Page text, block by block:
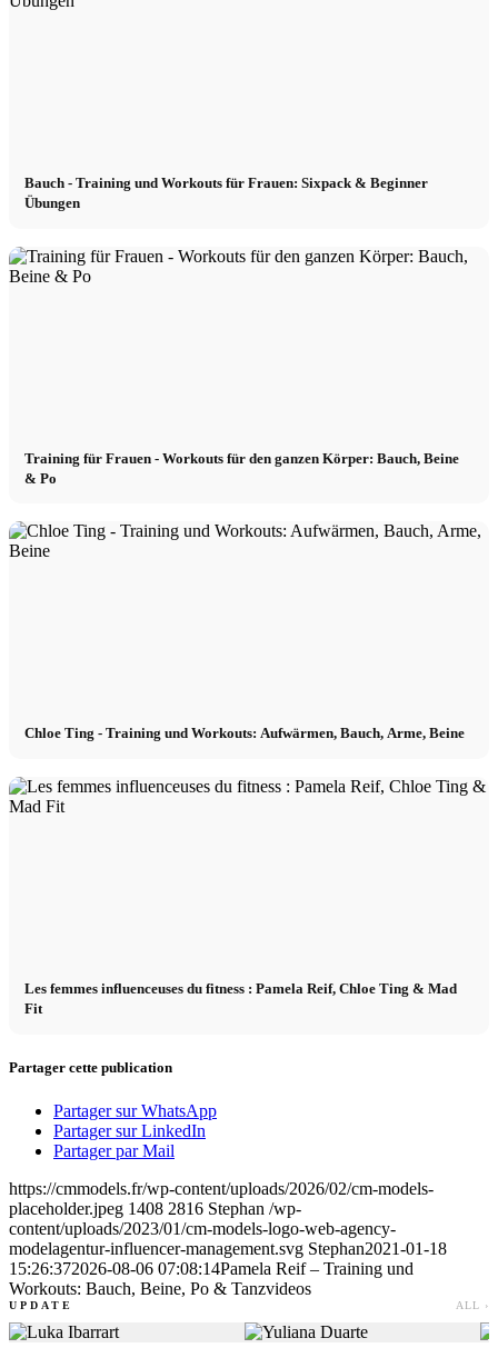
Bauch - Training und Workouts für Frauen: Sixpack & Beginner
Übungen
Training für Frauen - Workouts für den ganzen Körper: Bauch, Beine
& Po
Chloe Ting - Training und Workouts: Aufwärmen, Bauch, Arme, Beine
Les femmes influenceuses du fitness : Pamela Reif, Chloe Ting & Mad
Fit
Partager cette publication
Partager sur WhatsApp
Partager sur LinkedIn
Partager par Mail
https://cmmodels.fr/wp-content/uploads/2026/02/cm-models-
placeholder.jpeg 1408 2816 Stephan /wp-
content/uploads/2023/01/cm-models-logo-web-agency-
modelagentur-influencer-management.svg Stephan2021-01-18
15:26:372026-08-06 07:08:14Pamela Reif – Training und
Workouts: Bauch, Beine, Po & Tanzvideos
UPDATE ALL ›